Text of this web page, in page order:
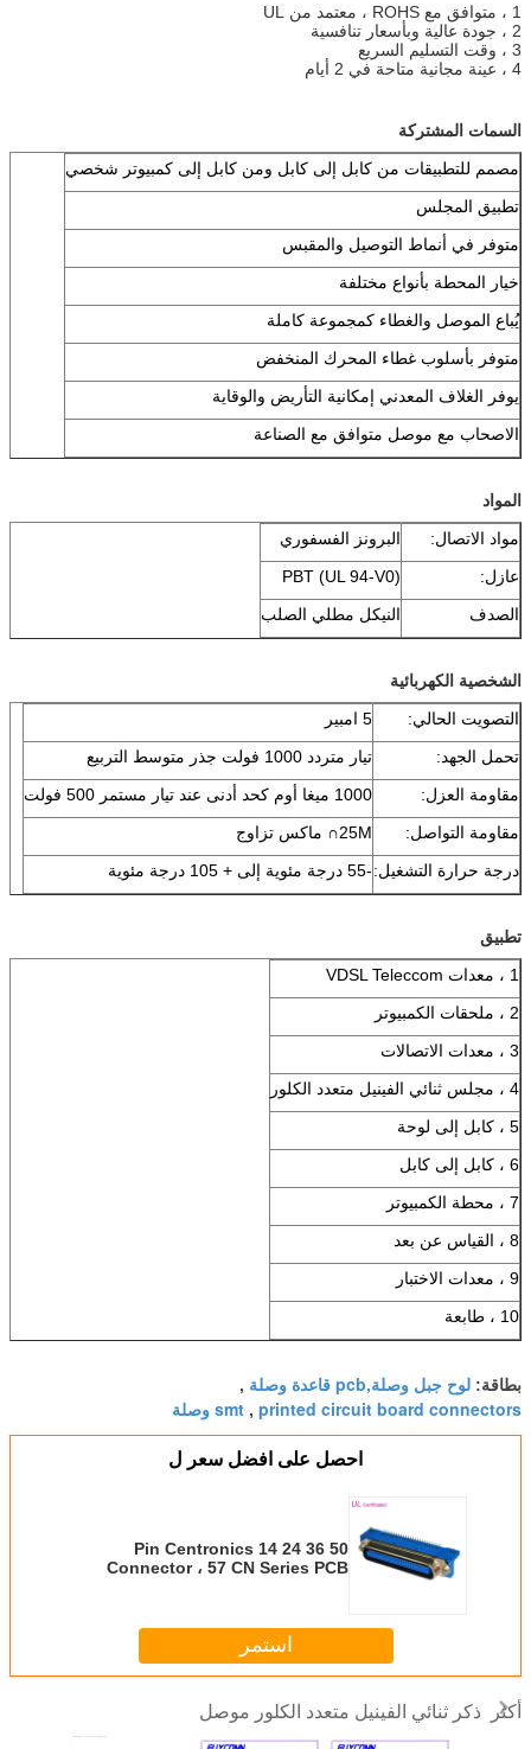
1 ، متوافق مع ROHS ، معتمد من UL
2 ، جودة عالية وبأسعار تنافسية
3 ، وقت التسليم السريع
4 ، عينة مجانية متاحة في 2 أيام
السمات المشتركة
مصمم للتطبيقات من كابل إلى كابل ومن كابل إلى كمبيوتر شخصي
تطبيق المجلس
متوفر في أنماط التوصيل والمقبس
خيار المحطة بأنواع مختلفة
يُباع الموصل والغطاء كمجموعة كاملة
متوفر بأسلوب غطاء المحرك المنخفض
يوفر الغلاف المعدني إمكانية التأريض والوقاية
الاصحاب مع موصل متوافق مع الصناعة
المواد
مواد الاتصال:
البرونز الفسفوري
عازل:
PBT (UL 94-V0)
الصدف
النيكل مطلي الصلب
الشخصية الكهربائية
التصويت الحالي:
5 امبير
تحمل الجهد:
تيار متردد 1000 فولت جذر متوسط ​​التربيع
مقاومة العزل:
1000 ميغا أوم كحد أدنى عند تيار مستمر 500 فولت
مقاومة التواصل:
25M∩ ماكس تزاوج
درجة حرارة التشغيل:-55 درجة مئوية إلى + 105 درجة مئوية
تطبيق
1 ، معدات VDSL Teleccom
2 ، ملحقات الكمبيوتر
3 ، معدات الاتصالات
4 ، مجلس ثنائي الفينيل متعدد الكلور
5 ، كابل إلى لوحة
6 ، كابل إلى كابل
7 ، محطة الكمبيوتر
8 ، القياس عن بعد
9 ، معدات الاختبار
10 ، طابعة
بطاقة: لوح جبل وصلة,pcb قاعدة وصلة ,
printed circuit board connectors
, smt وصلة
احصل على افضل سعر ل
50 36 24 14 Pin Centronics
Connector ، 57 CN Series PCB
استمر
أكثر ذكر ثنائي الفينيل متعدد الكلور موصل